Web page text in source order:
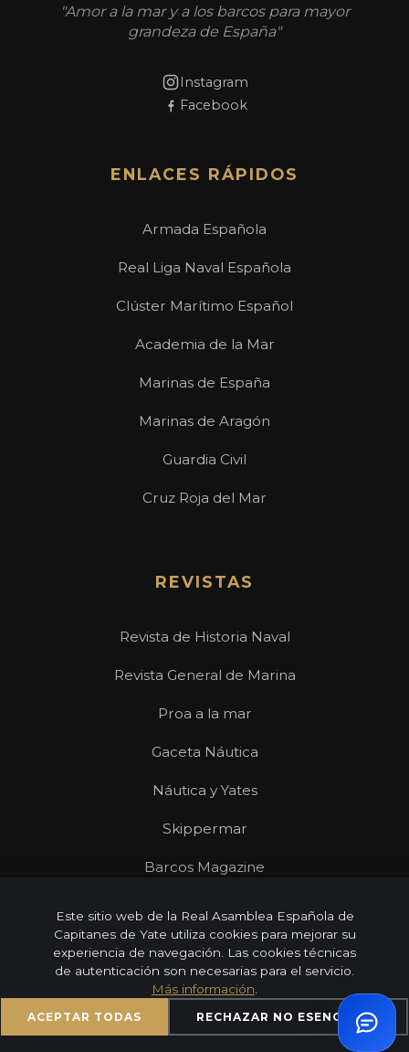
"Amor a la mar y a los barcos para mayor
grandeza de España"
Instagram
Facebook
ENLACES RÁPIDOS
Armada Española
Real Liga Naval Española
Clúster Marítimo Español
Academia de la Mar
Marinas de España
Marinas de Aragón
Guardia Civil
Cruz Roja del Mar
REVISTAS
Revista de Historia Naval
Revista General de Marina
Proa a la mar
Gaceta Náutica
Náutica y Yates
Skippermar
Barcos Magazine
© 2026 Real Asamblea Española de Capitanes de Yate |
Todos los derechos reservados
Aviso LegalPrivacidadCookies
Este sitio web de la Real Asamblea Española de
Capitanes de Yate utiliza cookies para mejorar su
experiencia de navegación. Las cookies técnicas
de autenticación son necesarias para el servicio.
Más información
ACEPTAR TODAS RECHAZAR NO ESENCIALES